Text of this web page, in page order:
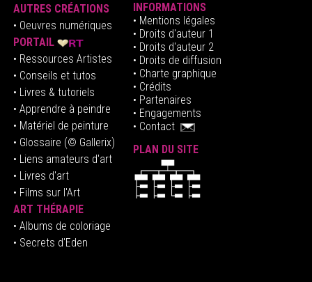
AUTRES CRÉATIONS
• Oeuvres numériques
PORTAIL
• Ressources Artistes
• Conseils et tutos
• Livres & tutoriels
• Apprendre à peindre
• Matériel de peinture
• Glossaire (© Gallerix)
• Liens amateurs d'art
• Livres d'art
• Films sur l'Art
ART THÉRAPIE
• Albums de coloriage
• Secrets d'Eden
INFORMATIONS
• Mentions légales
• Droits d'auteur1
• Droits d'auteur 2
• Droits de diffusion
• Charte graphique
• Crédits
• Partenaires
• Engagements
• Contact
PLAN DU SITE